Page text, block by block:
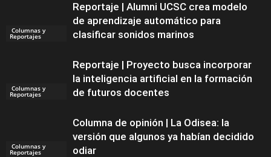
Columnas y
Reportajes
Reportaje | Alumni UCSC crea modelo
de aprendizaje automático para
clasificar sonidos marinos
Columnas y
Reportajes
Reportaje | Proyecto busca incorporar
la inteligencia artificial en la formación
de futuros docentes
Columnas y
Reportajes
Columna de opinión | La Odisea: la
versión que algunos ya habían decidido
odiar